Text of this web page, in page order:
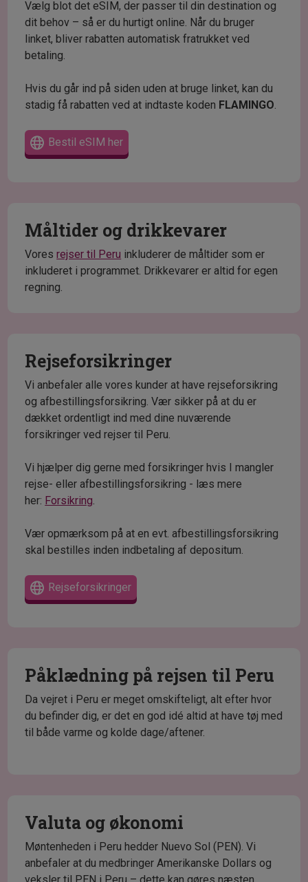
Vælg blot det eSIM, der passer til din destination og
dit behov – så er du hurtigt online. Når du bruger
linket, bliver rabatten automatisk fratrukket ved
betaling.
Hvis du går ind på siden uden at bruge linket, kan du
stadig få rabatten ved at indtaste koden FLAMINGO
Bestil eSIM her
Måltider og drikkevarer
Voresrejser til Peru inkluderer de måltider som er
inkluderet i programmet. Drikkevarer er altid for egen
regning.
Rejseforsikringer
Vi anbefaler alle vores kunder at have rejseforsikring
og afbestillingsforsikring. Vær sikker på at du er
dækket ordentligt ind med dine nuværende
forsikringer ved rejser til Peru.
Vi hjælper dig gerne med forsikringer hvis I mangler
rejse- eller afbestillingsforsikring - læs mere
her: Forsikring
Vær opmærksom på at en evt. afbestillingsforsikring
skal bestilles inden indbetaling af depositum.
Rejseforsikringer
Påklædning på rejsen til Peru
Da vejret i Peru er meget omskifteligt, alt efter hvor
du befinder dig, er det en god idé altid at have tøj med
til både varme og kolde dage/aftener.
Valuta og økonomi
Møntenheden i Peru hedder Nuevo Sol (PEN). Vi
anbefaler at du medbringer Amerikanske Dollars og